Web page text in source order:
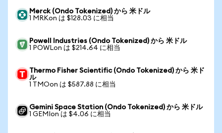
Merck (Ondo Tokenized) から 米ドル
1 MRKon は $128.03 に相当
Powell Industries (Ondo Tokenized) から 米ドル
1 POWLon は $214.64 に相当
Thermo Fisher Scientific (Ondo Tokenized) から 米ド
ル
1 TMOon は $587.88 に相当
Gemini Space Station (Ondo Tokenized) から 米ドル
1 GEMIon は $4.06 に相当